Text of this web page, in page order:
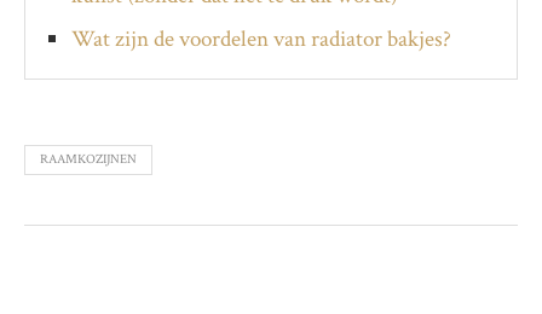
Wat zijn de voordelen van radiator bakjes?
RAAMKOZIJNEN